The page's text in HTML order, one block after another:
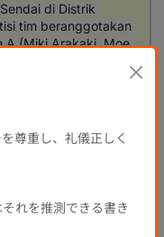
di Distrik
tim beranggotakan
A (Miki Arakaki, Moe
1 Tahun yang Lalu
尊重し、礼儀正しく
れを推測できる書き